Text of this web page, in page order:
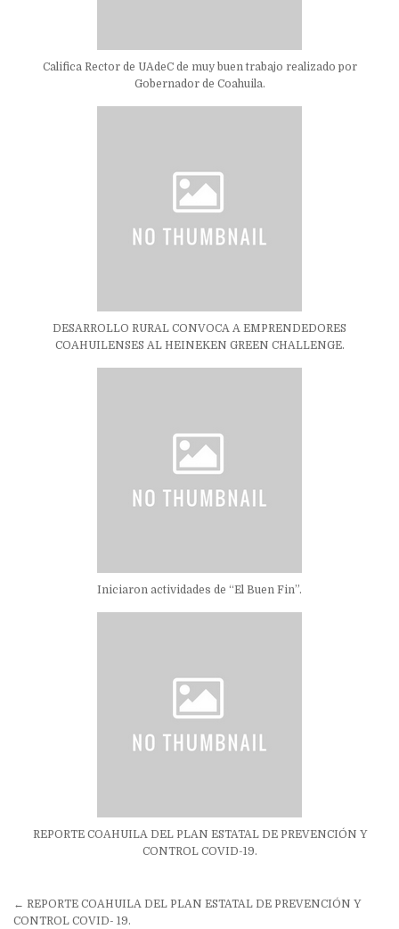
Califica Rector de UAdeC de muy buen trabajo realizado por
Gobernador de Coahuila.
DESARROLLO RURAL CONVOCA A EMPRENDEDORES
COAHUILENSES AL HEINEKEN GREEN CHALLENGE.
Iniciaron actividades de “El Buen Fin”.
REPORTE COAHUILA DEL PLAN ESTATAL DE PREVENCIÓN Y
CONTROL COVID-19.
Navegación
← REPORTE COAHUILA DEL PLAN ESTATAL DE PREVENCIÓN Y
CONTROL COVID- 19.